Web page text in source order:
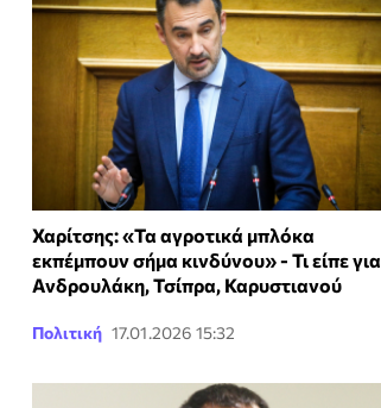
Χαρίτσης: «Τα αγροτικά μπλόκα
εκπέμπουν σήμα κινδύνου» - Τι είπε για
Ανδρουλάκη, Τσίπρα, Καρυστιανού
Πολιτική 17.01.2026 15:32